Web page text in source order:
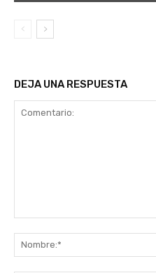
DEJA UNA RESPUESTA